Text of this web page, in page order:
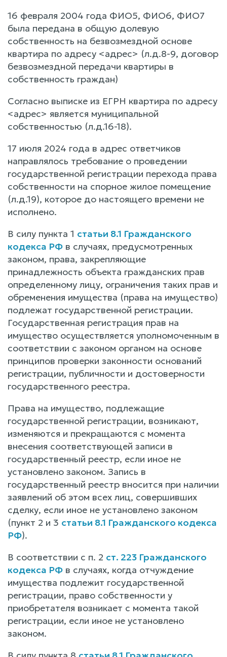
16 февраля 2004 года ФИО5, ФИО6, ФИО7
была передана в общую долевую
собственность на безвозмездной основе
квартира по адресу <адрес> (л.д.8-9, договор
безвозмездной передачи квартиры в
собственность граждан)
Согласно выписке из ЕГРН квартира по адресу
<адрес> является муниципальной
собственностью (л.д.16-18).
17 июля 2024 года в адрес ответчиков
направлялось требование о проведении
государственной регистрации перехода права
собственности на спорное жилое помещение
(л.д.19), которое до настоящего времени не
исполнено.
В силу пункта 1 статьи 8.1 Гражданского
кодекса РФ в случаях, предусмотренных
законом, права, закрепляющие
принадлежность объекта гражданских прав
определенному лицу, ограничения таких прав и
обременения имущества (права на имущество)
подлежат государственной регистрации.
Государственная регистрация прав на
имущество осуществляется уполномоченным в
соответствии с законом органом на основе
принципов проверки законности оснований
регистрации, публичности и достоверности
государственного реестра.
Права на имущество, подлежащие
государственной регистрации, возникают,
изменяются и прекращаются с момента
внесения соответствующей записи в
государственный реестр, если иное не
установлено законом. Запись в
государственный реестр вносится при наличии
заявлений об этом всех лиц, совершивших
сделку, если иное не установлено законом
(пункт 2 и 3 статьи 8.1 Гражданского кодекса
РФ).
В соответствии с п. 2 ст. 223 Гражданского
кодекса РФ в случаях, когда отчуждение
имущества подлежит государственной
регистрации, право собственности у
приобретателя возникает с момента такой
регистрации, если иное не установлено
законом.